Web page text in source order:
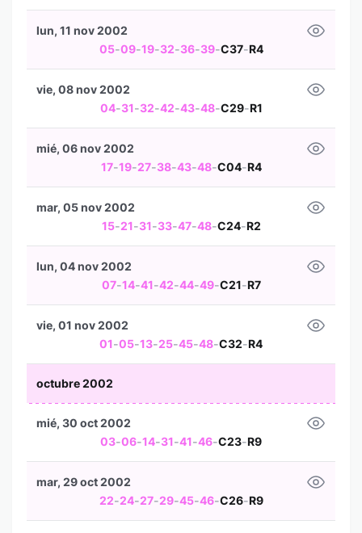
05-09-19-32-36-39-C37-R4
lun, 11 nov 2002
04-31-32-42-43-48-C29-R1
vie, 08 nov 2002
17-19-27-38-43-48-C04-R4
mié, 06 nov 2002
15-21-31-33-47-48-C24-R2
mar, 05 nov 2002
07-14-41-42-44-49-C21-R7
lun, 04 nov 2002
01-05-13-25-45-48-C32-R4
vie, 01 nov 2002
octubre 2002
03-06-14-31-41-46-C23-R9
mié, 30 oct 2002
22-24-27-29-45-46-C26-R9
mar, 29 oct 2002